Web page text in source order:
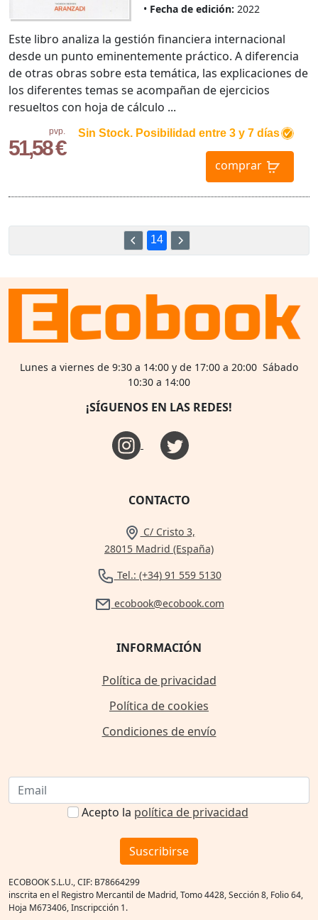
Fecha de edición: 2022
pvp.
51,58 €
Sin Stock. Posibilidad entre 3 y 7 días
comprar
Este libro analiza la gestión financiera internacional
desde un punto eminen­temente práctico. A diferencia
de otras obras sobre esta temática, las explica­ciones de
los diferentes temas se acompañan de ejercicios
resueltos con hoja de cálculo ...
14
Lunes a viernes de 9:30 a 14:00 y de 17:00 a 20:00 Sábado
10:30 a 14:00
¡SÍGUENOS EN LAS REDES!
CONTACTO
C/ Cristo 3,
28015 Madrid (España)
Tel.: (+34) 91 559 5130
ecobook@ecobook.com
INFORMACIÓN
Política de privacidad
Política de cookies
Condiciones de envío
Acepto la política de privacidad
Suscribirse
ECOBOOK S.L.U., CIF: B78664299
inscrita en el Registro Mercantil de Madrid, Tomo 4428, Sección 8, Folio 64,
Hoja M673406, Inscripcción 1.